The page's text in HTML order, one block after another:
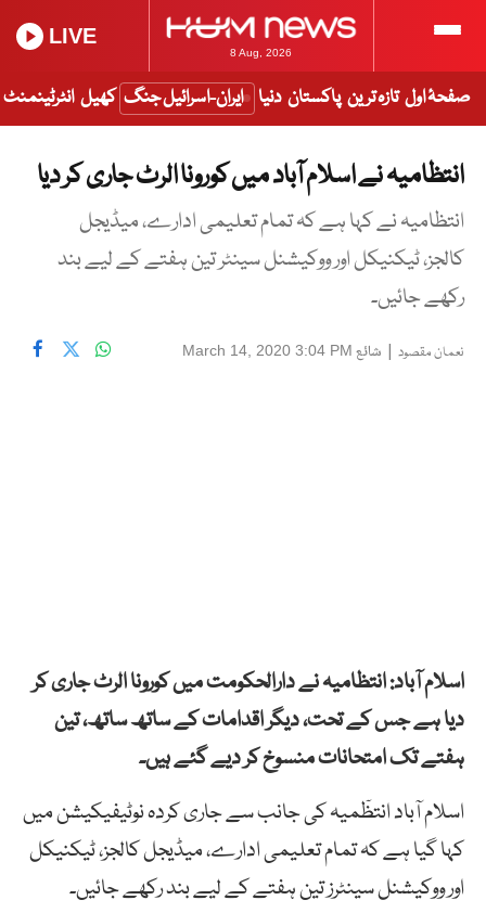
8 Aug, 2026
LIVE
صفحۂ اول تازہ ترین پاکستان دنیا ایران-اسرائیل جنگ کھیل انٹرٹینمنٹ
انتظامیہ نے اسلام آباد میں کورونا الرٹ جاری کر دیا
انتظامیہ نے کہا ہے کہ تمام تعلیمی ادارے، میڈیجل
کالجز، ٹیکنیکل اور ووکیشنل سینٹر تین ہفتے کے لیے بند
رکھے جائیں۔
نعمان مقصود | شائع March 14, 2020 3:04 PM
اسلام آباد: انتظامیہ نے دارالحکومت میں کورونا الرٹ جاری کر
دیا ہے جس کے تحت، دیگر اقدامات کے ساتھ ساتھ، تین
ہفتے تک امتحانات منسوخ کر دیے گئے ہیں۔
اسلام آباد انتظٓمیہ کی جانب سے جاری کردہ نوٹیفیکیشن میں
کہا گیا ہے کہ تمام تعلیمی ادارے، میڈیجل کالجز، ٹیکنیکل
اور ووکیشنل سینٹرز تین ہفتے کے لیے بند رکھے جائیں۔